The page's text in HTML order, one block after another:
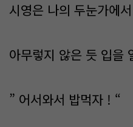
시영은 나의 두눈가에
아무렇지 않은 듯 입을
” 어서와서 밥먹자 ! “